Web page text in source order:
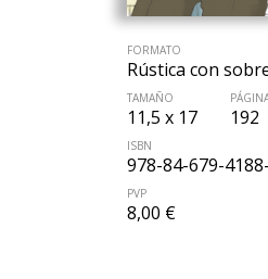
FORMATO
Rústica con
TAMAÑO
11,5 x 17 192
ISBN
978-84-679-
PVP
8,00 €